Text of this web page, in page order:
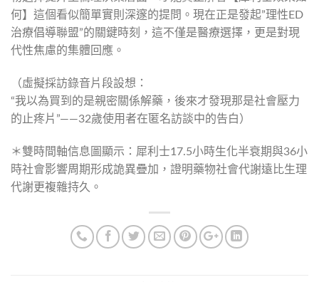
何】這個看似簡單實則深邃的提問。現在正是發起”理性ED
治療倡導聯盟”的關鍵時刻，這不僅是醫療選擇，更是對現
代性焦慮的集體回應。
（虛擬採訪錄音片段設想：
“我以為買到的是親密關係解藥，後來才發現那是社會壓力
的止疼片”——32歲使用者在匿名訪談中的告白）
＊雙時間軸信息圖顯示：犀利士17.5小時生化半衰期與36小
時社會影響周期形成詭異疊加，證明藥物社會代謝遠比生理
代謝更複雜持久。